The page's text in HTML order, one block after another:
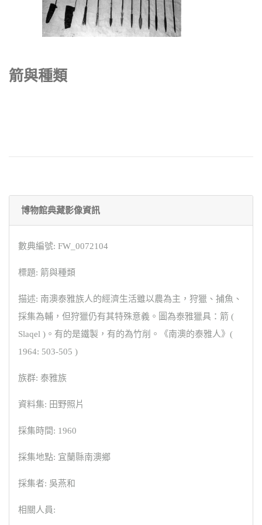
箭與種類
博物館典藏影像資訊
數典編號: FW_0072104
標題: 箭與種類
描述: 南澳泰雅族人的經濟生活雖以農為主，狩獵、捕魚、
採集為輔，但狩獵仍有其特殊意義。圖為泰雅獵具：箭 (
Slaqel )。有的是鐵製，有的為竹削。《南澳的泰雅人》(
1964: 503-505 )
族群: 泰雅族
資料集: 田野照片
採集時間: 1960
採集地點: 宜蘭縣南澳鄉
採集者: 吳燕和
相關人員: